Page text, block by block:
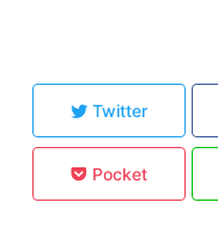
Twitter
Pocket